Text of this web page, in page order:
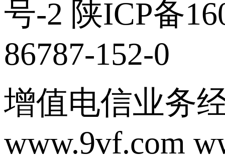
号-2 陕ICP备
86787-152-0
增值电信业务
www.9vf.com